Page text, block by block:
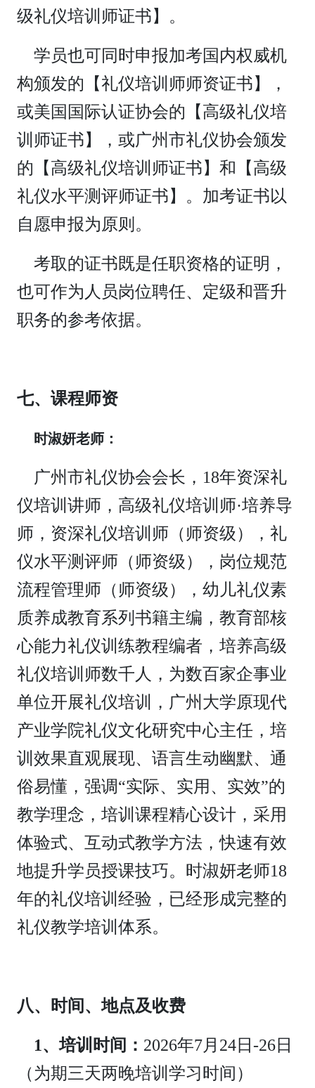
级礼仪培训师证书】。
学员也可同时申报加考国内权威机
构颁发的【礼仪培训师师资证书】，
或美国国际认证协会的【高级礼仪培
训师证书】，或广州市礼仪协会颁发
的【高级礼仪培训师证书】和【高级
礼仪水平测评师证书】。加考证书以
自愿申报为原则。
考取的证书既是任职资格的证明，
也可作为人员岗位聘任、定级和晋升
职务的参考依据。
七、课程师资
时淑妍老师：
广州市礼仪协会会长，18年资深礼
仪培训讲师，高级礼仪培训师·培养导
师，资深礼仪培训师（师资级），礼
仪水平测评师（师资级），岗位规范
流程管理师（师资级），幼儿礼仪素
质养成教育系列书籍主编，教育部核
心能力礼仪训练教程编者，培养高级
礼仪培训师数千人，为数百家企事业
单位开展礼仪培训，广州大学原现代
产业学院礼仪文化研究中心主任，培
训效果直观展现、语言生动幽默、通
俗易懂，强调“实际、实用、实效”的
教学理念，培训课程精心设计，采用
体验式、互动式教学方法，快速有效
地提升学员授课技巧。时淑妍老师18
年的礼仪培训经验，已经形成完整的
礼仪教学培训体系。
八、时间、地点及收费
1、培训时间： 2026年7月24日-26日
（为期三天两晚培训学习时间）